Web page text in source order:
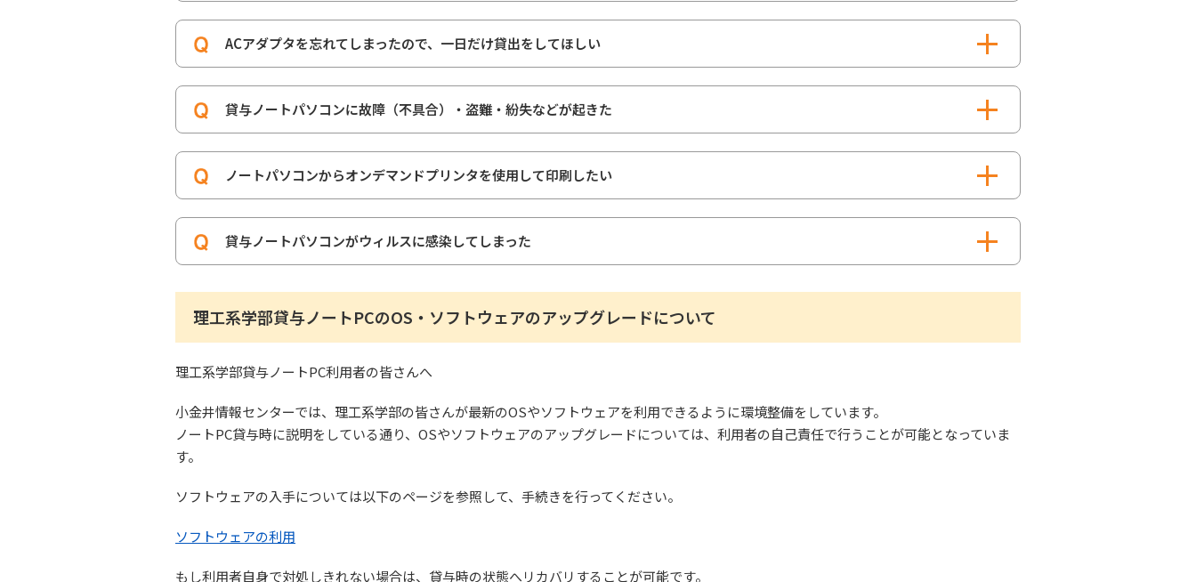
ACアダプタを忘れてしまったので、一日だけ貸出をしてほしい
貸与ノートパソコンに故障（不具合）・盗難・紛失などが起きた
ノートパソコンからオンデマンドプリンタを使用して印刷したい
貸与ノートパソコンがウィルスに感染してしまった
理工系学部貸与ノートPCのOS・ソフトウェアのアップグレードについて
理工系学部貸与ノートPC利用者の皆さんへ
小金井情報センターでは、理工系学部の皆さんが最新のOSやソフトウェアを利用できるように環境整備をしています。
ノートPC貸与時に説明をしている通り、OSやソフトウェアのアップグレードについては、利用者の自己責任で行うことが可能となっていま
す。
ソフトウェアの入手については以下のページを参照して、手続きを行ってください。
ソフトウェアの利用
もし利用者自身で対処しきれない場合は、貸与時の状態へリカバリすることが可能です。